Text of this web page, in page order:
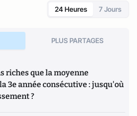
24 Heures 7 Jours
PLUS PARTAGES
riches que la moyenne
3e année consécutive : jusqu'où
?